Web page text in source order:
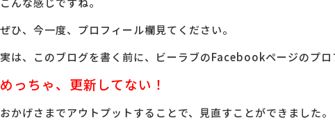
ぜひ、今一度、プロフィール欄見てください。
実は、このブログを書く前に、ビーラブのFacebookページのプロ
めっちゃ、更新してない！
おかげさまでアウトプットすることで、見直すことができました。